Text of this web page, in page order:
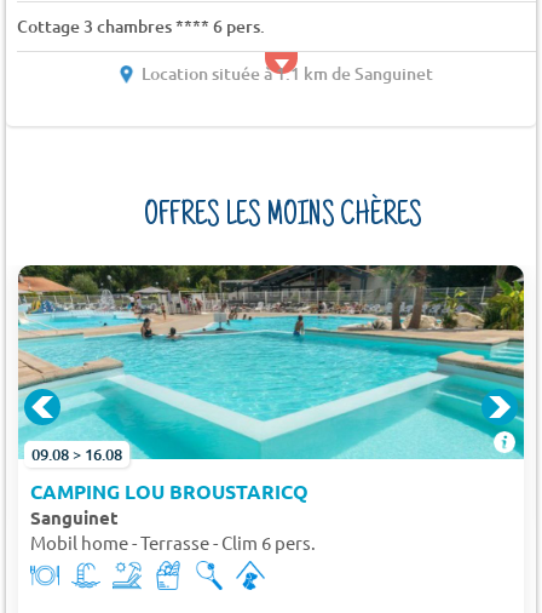
Cottage 3 chambres **** 6 pers.
Location située à 1.1 km de Sanguinet
OFFRES LES MOINS CHÈRES
09.08 > 16.08
CAMPING LOU BROUSTARICQ
Sanguinet
Mobil home - Terrasse - Clim 6 pers.